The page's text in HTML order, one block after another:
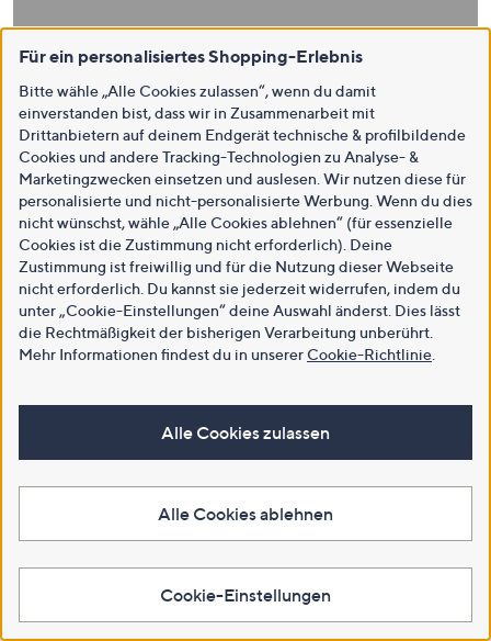
Für ein personalisiertes Shopping-Erlebnis
Bitte wähle „Alle Cookies zulassen“, wenn du damit
einverstanden bist, dass wir in Zusammenarbeit mit
Drittanbietern auf deinem Endgerät technische & profilbildende
Cookies und andere Tracking-Technologien zu Analyse- &
Marketingzwecken einsetzen und auslesen. Wir nutzen diese für
personalisierte und nicht-personalisierte Werbung. Wenn du dies
nicht wünschst, wähle „Alle Cookies ablehnen“ (für essenzielle
Cookies ist die Zustimmung nicht erforderlich). Deine
Zustimmung ist freiwillig und für die Nutzung dieser Webseite
nicht erforderlich. Du kannst sie jederzeit widerrufen, indem du
unter „Cookie-Einstellungen“ deine Auswahl änderst. Dies lässt
die Rechtmäßigkeit der bisherigen Verarbeitung unberührt.
Mehr Informationen findest du in unsererCookie-Richtlinie
Alle Cookies zulassen
Alle Cookies ablehnen
Cookie-Einstellungen